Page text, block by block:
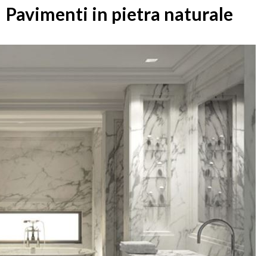
Pavimenti in pietra naturale